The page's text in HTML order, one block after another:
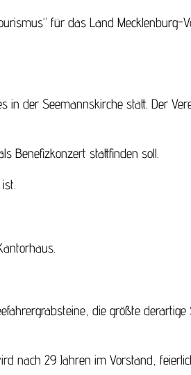
für das Land Mecklenburg-
in der Seemannskirche statt. Der
Benefizkonzert stattfinden soll.
die größte
nach 29 Jahren im Vorstand,